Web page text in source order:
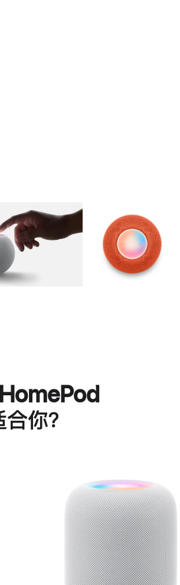
图库 图像 图库 图像
你？
进
一
步
了
解
HomePod<